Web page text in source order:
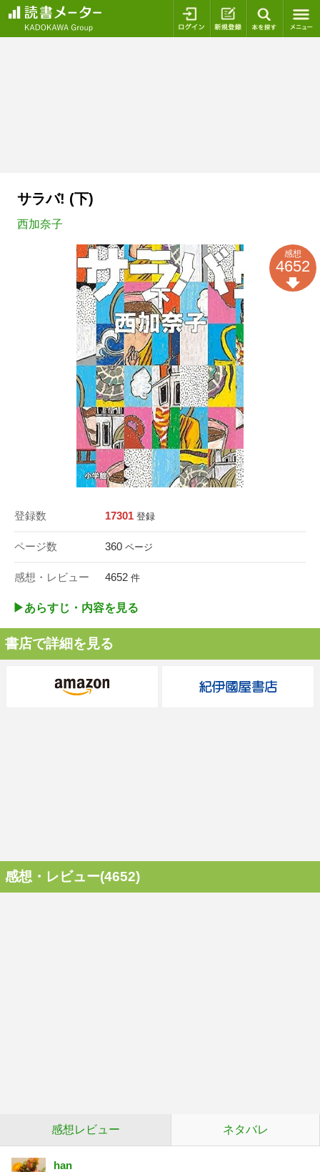
ログイン 新規登録
サラバ! (下)
西加奈子
登録数 17301 登録
ページ数 360 ページ
感想・レビュー 4652 件
感想
4652
▶︎あらすじ・内容を見る
書店で詳細を見る
感想・レビュー(4652)
感想レビュー ネタバレ
han